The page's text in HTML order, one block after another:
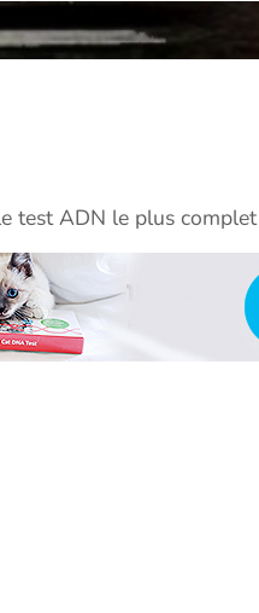
test ADN le plus